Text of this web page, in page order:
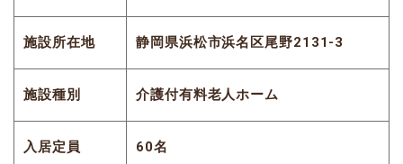
施設所在地 静岡県浜松市浜名区尾野2131-3
施設種別 介護付有料老人ホーム
入居定員 60名